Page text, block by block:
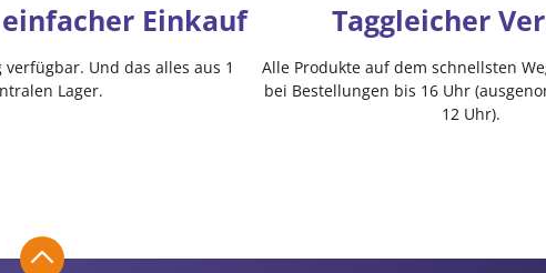
Einkauf
Und das alles aus 1
Lager.
Taggleicher
Alle Produkte auf dem schnellsten
bei Bestellungen bis 16 Uhr
12 Uhr).